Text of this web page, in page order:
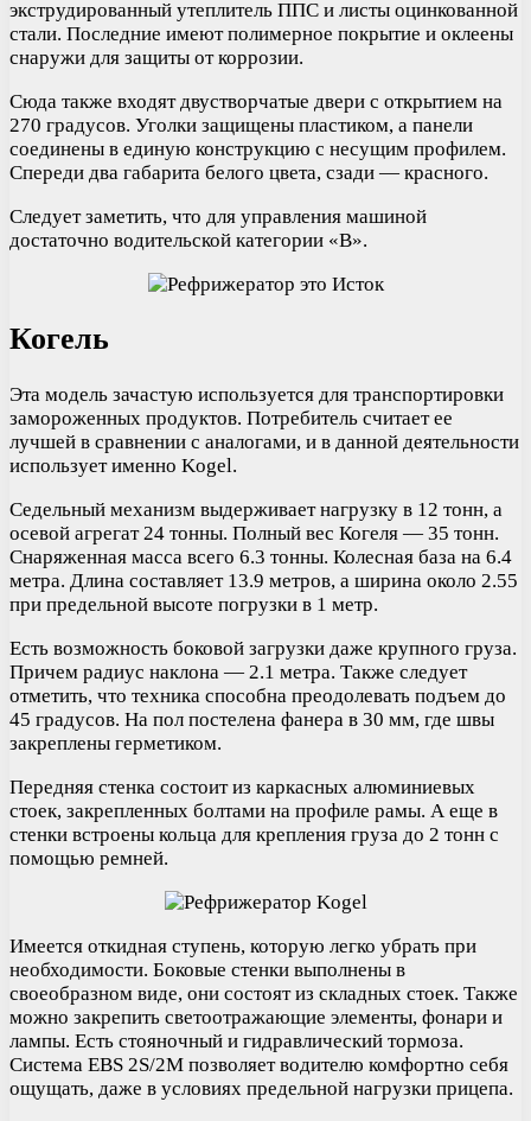
экструдированный утеплитель ППС и листы оцинкованной
стали. Последние имеют полимерное покрытие и оклеены
снаружи для защиты от коррозии.
Сюда также входят двустворчатые двери с открытием на
270 градусов. Уголки защищены пластиком, а панели
соединены в единую конструкцию с несущим профилем.
Спереди два габарита белого цвета, сзади — красного.
Следует заметить, что для управления машиной
достаточно водительской категории «В».
Когель
Эта модель зачастую используется для транспортировки
замороженных продуктов. Потребитель считает ее
лучшей в сравнении с аналогами, и в данной деятельности
использует именно Kogel.
Седельный механизм выдерживает нагрузку в 12 тонн, а
осевой агрегат 24 тонны. Полный вес Когеля — 35 тонн.
Снаряженная масса всего 6.3 тонны. Колесная база на 6.4
метра. Длина составляет 13.9 метров, а ширина около 2.55
при предельной высоте погрузки в 1 метр.
Есть возможность боковой загрузки даже крупного груза.
Причем радиус наклона — 2.1 метра. Также следует
отметить, что техника способна преодолевать подъем до
45 градусов. На пол постелена фанера в 30 мм, где швы
закреплены герметиком.
Передняя стенка состоит из каркасных алюминиевых
стоек, закрепленных болтами на профиле рамы. А еще в
стенки встроены кольца для крепления груза до 2 тонн с
помощью ремней.
Имеется откидная ступень, которую легко убрать при
необходимости. Боковые стенки выполнены в
своеобразном виде, они состоят из складных стоек. Также
можно закрепить светоотражающие элементы, фонари и
лампы. Есть стояночный и гидравлический тормоза.
Система EBS 2S/2M позволяет водителю комфортно себя
ощущать, даже в условиях предельной нагрузки прицепа.